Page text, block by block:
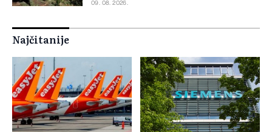
09. 08. 2026.
Najčitanije